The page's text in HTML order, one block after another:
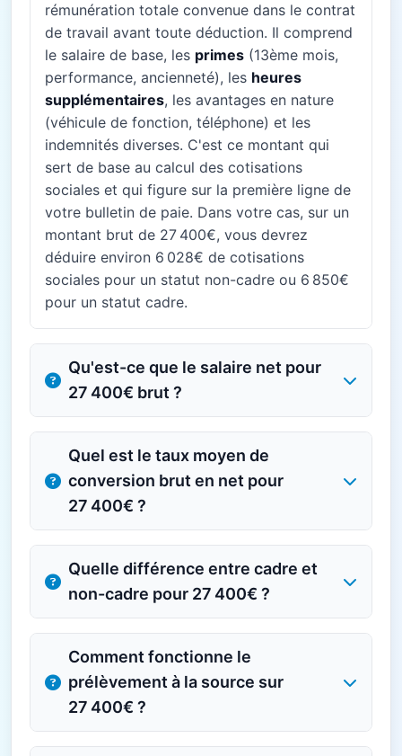
rémunération totale convenue dans le contrat
de travail avant toute déduction. Il comprend
le salaire de base, les primes (13ème mois,
performance, ancienneté), les heures
supplémentaires, les avantages en nature
(véhicule de fonction, téléphone) et les
indemnités diverses. C'est ce montant qui
sert de base au calcul des cotisations
sociales et qui figure sur la première ligne de
votre bulletin de paie. Dans votre cas, sur un
montant brut de 27 400€, vous devrez
déduire environ 6 028€ de cotisations
sociales pour un statut non-cadre ou 6 850€
pour un statut cadre.
Qu'est-ce que le salaire net pour
27 400€ brut ?
Quel est le taux moyen de
conversion brut en net pour
27 400€ ?
Quelle différence entre cadre et
non-cadre pour 27 400€ ?
Comment fonctionne le
prélèvement à la source sur
27 400€ ?